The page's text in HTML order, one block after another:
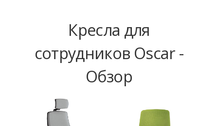
Кресла для
сотрудников Oscar -
Обзор